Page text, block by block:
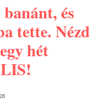
és
tette. Nézd
hét